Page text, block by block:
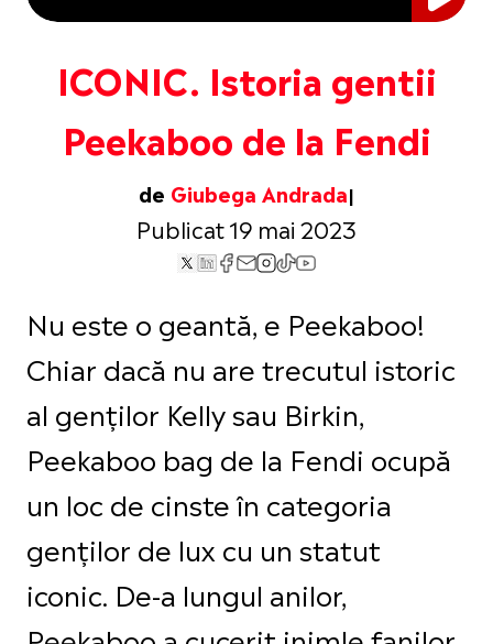
ICONIC. Istoria gentii
Peekaboo de la Fendi
de Giubega Andrada
Publicat 19 mai 2023
Nu este o geantă, e Peekaboo!
Chiar dacă nu are trecutul istoric
al genților Kelly sau Birkin,
Peekaboo bag de la Fendi ocupă
un loc de cinste în categoria
genților de lux cu un statut
iconic. De-a lungul anilor,